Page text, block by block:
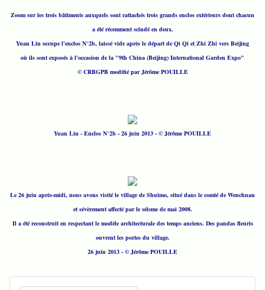
Zoom sur les trois bâtiments auxquels sont rattachés trois grands enclos extérieurs dont chacun
a été récemment scindé en deux.
Yuan Lin occupe l'enclos N°2b, laissé vide après le départ de Qi Qi et Zhi Zhi vers Beijing
où ils sont exposés à l'occasion de la "9th China (Beijing) International Garden Expo"
© CRBGPB modifié par Jérôme POUILLE
Yuan Lin - Enclos N°2b - 26 juin 2013 - © Jérôme POUILLE
Le 26 juin après-midi, nous avons visité le village de Shuimo, situé dans le comté de Wenchuan
et sévèrement affecté par le séisme de mai 2008.
Il a été reconstruit en respectant le modèle architecturale des temps anciens. Des pandas fleuris
ouvrent les portes du village.
26 juin 2013 - © Jérôme POUILLE